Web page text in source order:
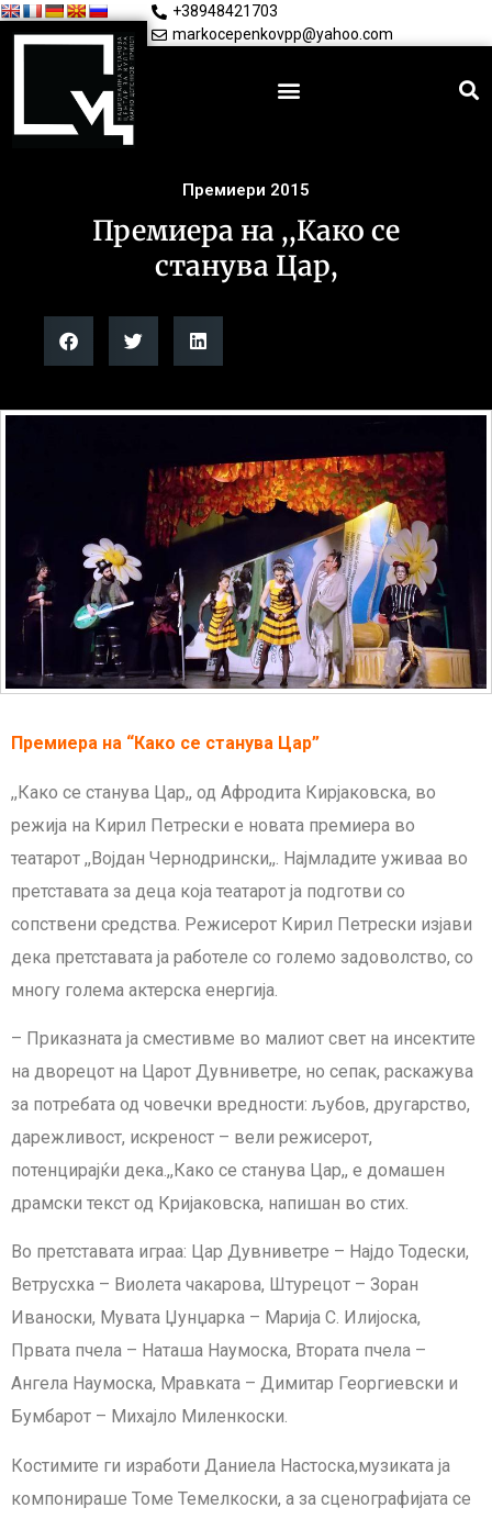
+38948421703
markocepenkovpp@yahoo.com
Премиери 2015
Премиера на ,,Како се
станува Цар,
Премиера на “Како се станува Цар”
,,Како се станува Цар,, од Афродита Кирјаковска, во
режија на Кирил Петрески е новата премиера во
театарот ,,Војдан Чернодрински,,. Најмладите уживаа во
претставата за деца која театарот ја подготви со
сопствени средства. Режисерот Кирил Петрески изјави
дека претставата ја работеле со големо задоволство, со
многу голема актерска енергија.
– Приказната ја сместивме во малиот свет на инсектите
на дворецот на Царот Дувниветре, но сепак, раскажува
за потребата од човечки вредности: љубов, другарство,
дарежливост, искреност – вели режисерот,
потенцирајќи дека.,,Како се станува Цар,, е домашен
драмски текст од Кријаковска, напишан во стих.
Во претставата играа: Цар Дувниветре – Најдо Тодески,
Ветрусхка – Виолета чакарова, Штурецот – Зоран
Иваноски, Мувата Џунџарка – Марија С. Илијоска,
Првата пчела – Наташа Наумоска, Втората пчела –
Ангела Наумоска, Мравката – Димитар Георгиевски и
Бумбарот – Михајло Миленкоски.
Костимите ги изработи Даниела Настоска,музиката ја
компонираше Томе Темелкоски, а за сценографијата се